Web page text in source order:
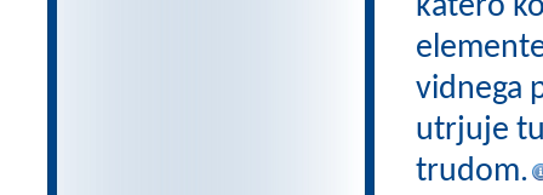
katero
vidnega
utrjuje
trudom.